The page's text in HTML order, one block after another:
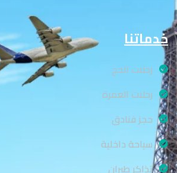
خدماتنا
رحلات الحج
رحلات العمرة
حجز فنادق
سياحة داخلية
تذاكر طيران